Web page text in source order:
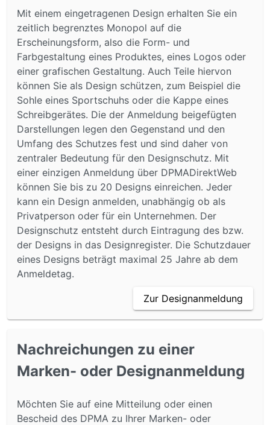
Mit einem eingetragenen Design erhalten Sie ein
zeitlich begrenztes Monopol auf die
Erscheinungsform, also die Form- und
Farbgestaltung eines Produktes, eines Logos oder
einer grafischen Gestaltung. Auch Teile hiervon
können Sie als Design schützen, zum Beispiel die
Sohle eines Sportschuhs oder die Kappe eines
Schreibgerätes. Die der Anmeldung beigefügten
Darstellungen legen den Gegenstand und den
Umfang des Schutzes fest und sind daher von
zentraler Bedeutung für den Designschutz. Mit
einer einzigen Anmeldung über DPMADirektWeb
können Sie bis zu 20 Designs einreichen. Jeder
kann ein Design anmelden, unabhängig ob als
Privatperson oder für ein Unternehmen. Der
Designschutz entsteht durch Eintragung des bzw.
der Designs in das Designregister. Die Schutzdauer
eines Designs beträgt maximal 25 Jahre ab dem
Anmeldetag.
Zur Designanmeldung
Nachreichungen zu einer
Marken- oder Designanmeldung
Möchten Sie auf eine Mitteilung oder einen
Bescheid des DPMA zu Ihrer Marken- oder